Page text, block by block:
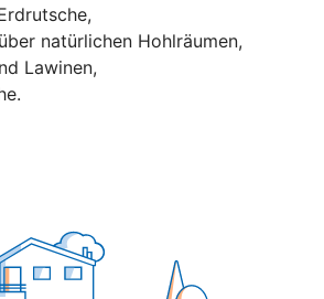
natürlichen Hohlräumen,
Lawinen,